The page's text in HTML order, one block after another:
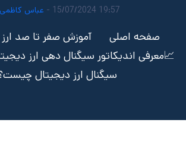
19:57 15/07/2024 - عباس
صفحه اصلی
آموزش صفر تا صد
📈معرفی اندیکاتور سیگنال دهی ارز‌
سیگنال ارز‌ دیجیتال